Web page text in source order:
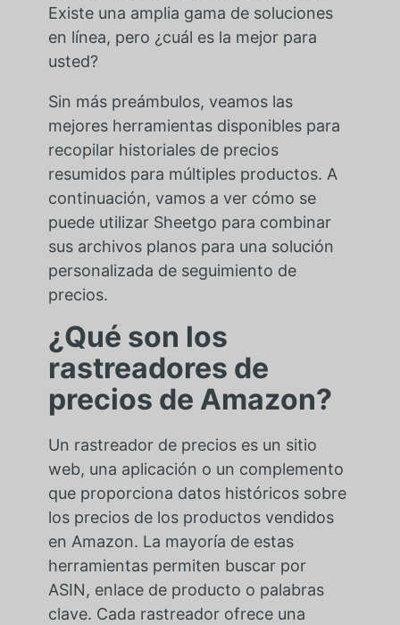
Existe una amplia gama de soluciones
en línea, pero ¿cuál es la mejor para
usted?
Sin más preámbulos, veamos las
mejores herramientas disponibles para
recopilar historiales de precios
resumidos para múltiples productos. A
continuación, vamos a ver cómo se
puede utilizar Sheetgo para combinar
sus archivos planos para una solución
personalizada de seguimiento de
precios.
¿Qué son los
rastreadores de
precios de Amazon?
Un rastreador de precios es un sitio
web, una aplicación o un complemento
que proporciona datos históricos sobre
los precios de los productos vendidos
en Amazon. La mayoría de estas
herramientas permiten buscar por
ASIN, enlace de producto o palabras
clave. Cada rastreador ofrece una